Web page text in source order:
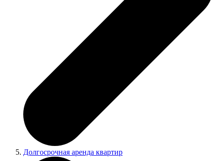
Долгосрочная аренда квартир